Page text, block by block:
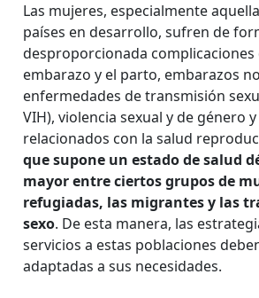
Las mujeres, especialmente
países en desarrollo, sufren de
desproporcionada complicaciones
embarazo y el parto, embarazos
enfermedades de transmisión
VIH), violencia sexual y de género
relacionados con la salud
que supone un estado de salud
mayor entre ciertos grupos de
refugiadas, las migrantes y las
sexo. De esta manera, las
servicios a estas poblaciones
adaptadas a sus necesidades.